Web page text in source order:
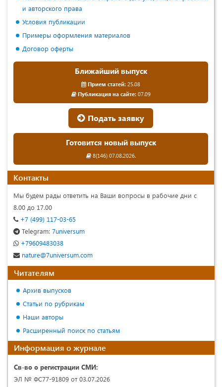
и авторского права
Условия публикации
Примеры оформления материалов
Договор оферты
Ближайший выпуск
Прием статей: 25.08
Публикация на сайте:07.09
Подать заявку
Готовится новый выпуск
8(146) 07.08.2026.
Контакты
Мы будем рады ответить на Ваши вопросы в рабочие дни с
8.00 до 17.00
+7 (499) 117-03-65
Telegram: 7universum
+79609483038
nature@7universum.com
Читателям
Архив выпусков
Статьи по рубрикам
Наши авторы
Расширенный поиск по статьям
Информация о журнале
Св-во о регистрации СМИ:
ЭЛ № ФС77-91809 от 03.07.2026